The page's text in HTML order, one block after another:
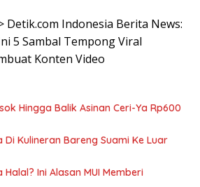
Detik.com Indonesia Berita News:
5 Sambal Tempong Viral
Konten Video
Hingga Balik Asinan Ceri-Ya Rp600
Di Kulineran Bareng Suami Ke Luar
Ini Alasan MUI Memberi